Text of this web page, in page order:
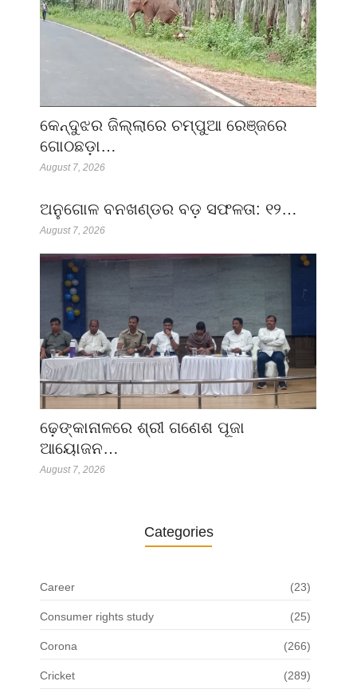
କେନ୍ଦୁଝର ଜିଲ୍ଲାରେ ଚମ୍ପୁଆ ରେଞ୍ଜରେ
ଗୋଠଛଡ଼ା…
August 7, 2026
ଅନୁଗୋଳ ବନଖଣ୍ଡର ବଡ଼ ସଫଳତା: ୧୨…
August 7, 2026
ଢ଼େଙ୍କାନାଳରେ ଶ୍ରୀ ଗଣେଶ ପୂଜା
ଆୟୋଜନ…
August 7, 2026
Categories
Career (23)
Consumer rights study (25)
Corona (266)
Cricket (289)